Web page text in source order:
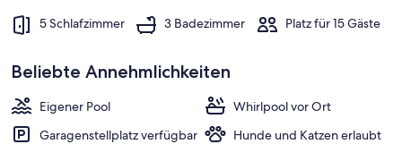
5 Schlafzimmer 3 Badezimmer Platz für 15 Gäste
Beliebte Annehmlichkeiten
Eigener Pool
Whirlpool vor Ort
Garagenstellplatz verfügbar
Hunde und Katzen erlaubt